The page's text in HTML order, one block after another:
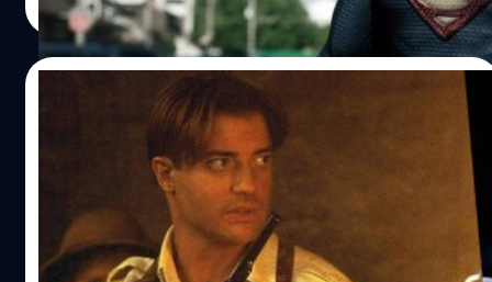
Read More
Brendan Fraser คอมเมนต์หนัง ‘The
Mummy’ เวอร์ชัน Tom Cruise เจ๊งเพราะ
‘ขาดความสนุก’
เบรนแดน เฟรเซอร์ (Brendan Fraser) ให้สัมภาษณ์คอมเมนต์
The Mummy ฉบับ ทอม ครูซ (Tom Cruise) ที่ไม่ประสบความ
สำเร็จเพราะตัวหนังขาดความสนุก